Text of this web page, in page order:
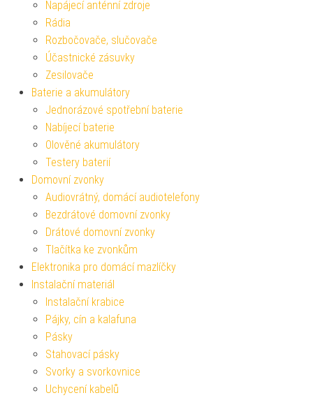
Napájecí anténní zdroje
Rádia
Rozbočovače, slučovače
Účastnické zásuvky
Zesilovače
Baterie a akumulátory
Jednorázové spotřební baterie
Nabíjecí baterie
Olověné akumulátory
Testery baterií
Domovní zvonky
Audiovrátný, domácí audiotelefony
Bezdrátové domovní zvonky
Drátové domovní zvonky
Tlačítka ke zvonkům
Elektronika pro domácí mazlíčky
Instalační materiál
Instalační krabice
Pájky, cín a kalafuna
Pásky
Stahovací pásky
Svorky a svorkovnice
Uchycení kabelů